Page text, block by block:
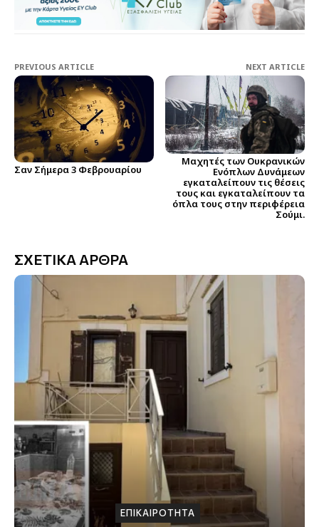
PREVIOUS ARTICLE
Σαν Σήμερα 3 Φεβρουαρίου
NEXT ARTICLE
Μαχητές των Ουκρανικών
Ενόπλων Δυνάμεων
εγκαταλείπουν τις θέσεις
τους και εγκαταλείπουν τα
όπλα τους στην περιφέρεια
Σούμι.
ΣΧΕΤΙΚΑ ΑΡΘΡΑ
ΕΠΙΚΑΙΡΟΤΗΤΑ